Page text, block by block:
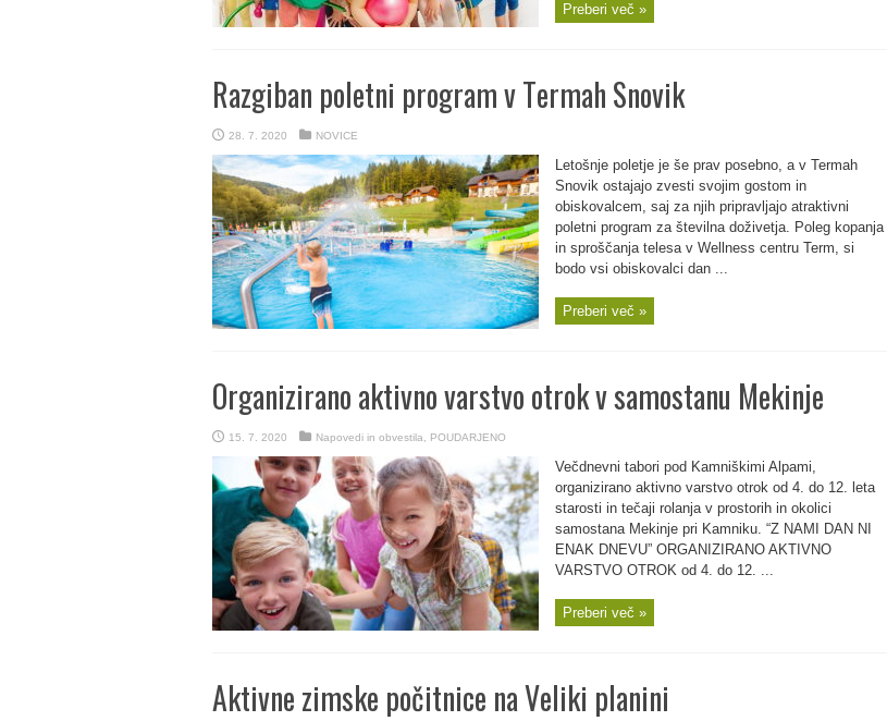
Preberi več »
Razgiban poletni program v Termah Snovik
28. 7. 2020 NOVICE
Letošnje poletje je še prav posebno, a v Termah
Snovik ostajajo zvesti svojim gostom in
obiskovalcem, saj za njih pripravljajo atraktivni
poletni program za številna doživetja. Poleg kopanja
in sproščanja telesa v Wellness centru Term, si
bodo vsi obiskovalci dan ...
Preberi več »
Organizirano aktivno varstvo otrok v samostanu Mekinje
15. 7. 2020 Napovedi in obvestila POUDARJENO
Večdnevni tabori pod Kamniškimi Alpami,
organizirano aktivno varstvo otrok od 4. do 12. leta
starosti in tečaji rolanja v prostorih in okolici
samostana Mekinje pri Kamniku. “Z NAMI DAN NI
ENAK DNEVU” ORGANIZIRANO AKTIVNO
VARSTVO OTROK od 4. do 12. ...
Preberi več »
Aktivne zimske počitnice na Veliki planini